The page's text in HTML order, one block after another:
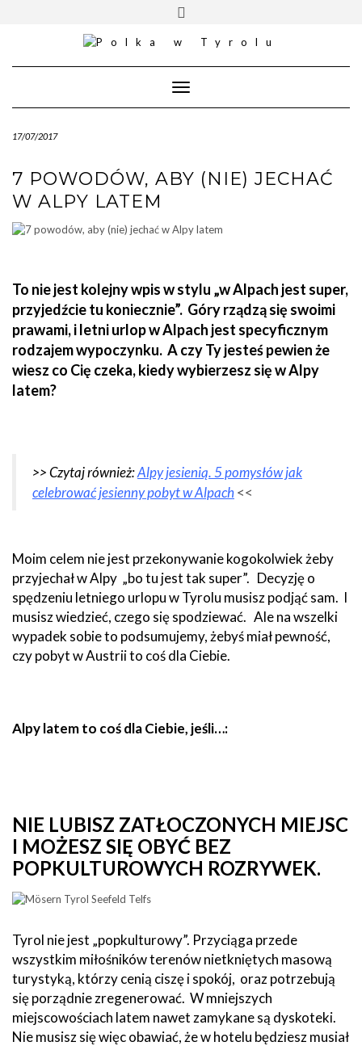
Toggle
Navigation
17/07/2017
7 POWODÓW, ABY (NIE) JECHAĆ
W ALPY LATEM
To nie jest kolejny wpis w stylu „w Alpach jest super,
przyjedźcie tu koniecznie”. Góry rządzą się swoimi
prawami, i letni urlop w Alpach jest specyficznym
rodzajem wypoczynku. A czy Ty jesteś pewien że
wiesz co Cię czeka, kiedy wybierzesz się w Alpy
latem?
>> Czytaj również:Alpy jesienią. 5 pomysłów jak
celebrować jesienny pobyt w Alpach<<
Moim celem nie jest przekonywanie kogokolwiek żeby
przyjechał w Alpy „bo tu jest tak super”. Decyzję o
spędzeniu letniego urlopu w Tyrolu musisz podjąć sam. I
musisz wiedzieć, czego się spodziewać. Ale na wszelki
wypadek sobie to podsumujemy, żebyś miał pewność,
czy pobyt w Austrii to coś dla Ciebie.
Alpy latem to coś dla Ciebie, jeśli…:
NIE LUBISZ ZATŁOCZONYCH MIEJSC
I MOŻESZ SIĘ OBYĆ BEZ
POPKULTUROWYCH ROZRYWEK.
Tyrol nie jest „popkulturowy”. Przyciąga przede
wszystkim miłośników terenów nietkniętych masową
turystyką, którzy cenią ciszę i spokój, oraz potrzebują
się porządnie zregenerować. W mniejszych
miejscowościach latem nawet zamykane są dyskoteki.
Nie musisz się więc obawiać, że w hotelu będziesz musiał